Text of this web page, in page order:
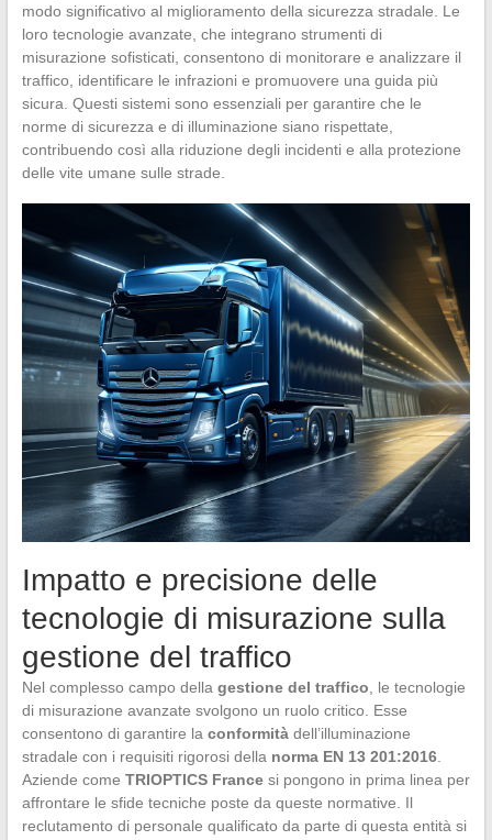
modo significativo al miglioramento della sicurezza stradale. Le
loro tecnologie avanzate, che integrano strumenti di
misurazione sofisticati, consentono di monitorare e analizzare il
traffico, identificare le infrazioni e promuovere una guida più
sicura. Questi sistemi sono essenziali per garantire che le
norme di sicurezza e di illuminazione siano rispettate,
contribuendo così alla riduzione degli incidenti e alla protezione
delle vite umane sulle strade.
Impatto e precisione delle
tecnologie di misurazione sulla
gestione del traffico
Nel complesso campo della gestione del traffico , le tecnologie
di misurazione avanzate svolgono un ruolo critico. Esse
consentono di garantire la conformitàdell’illuminazione
stradale con i requisiti rigorosi della norma EN 13 201:2016.
Aziende come TRIOPTICS Francesi pongono in prima linea per
affrontare le sfide tecniche poste da queste normative. Il
reclutamento di personale qualificato da parte di questa entità si